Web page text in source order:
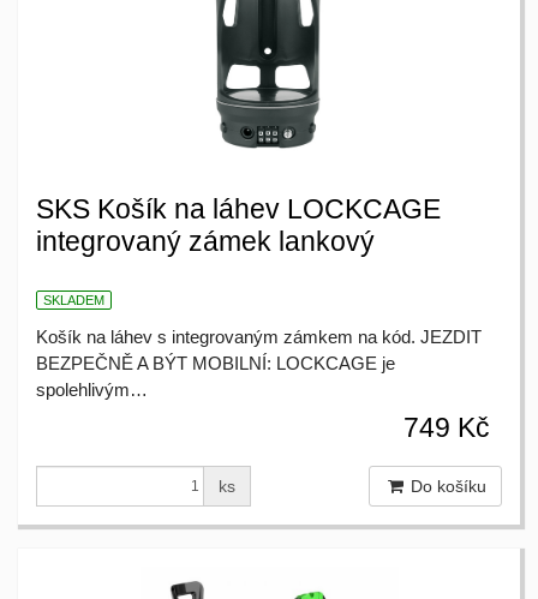
SKS Košík na láhev LOCKCAGE
integrovaný zámek lankový
SKLADEM
Košík na láhev s integrovaným zámkem na kód. JEZDIT
BEZPEČNĚ A BÝT MOBILNÍ: LOCKCAGE je
spolehlivým…
749 Kč
ks Do košíku